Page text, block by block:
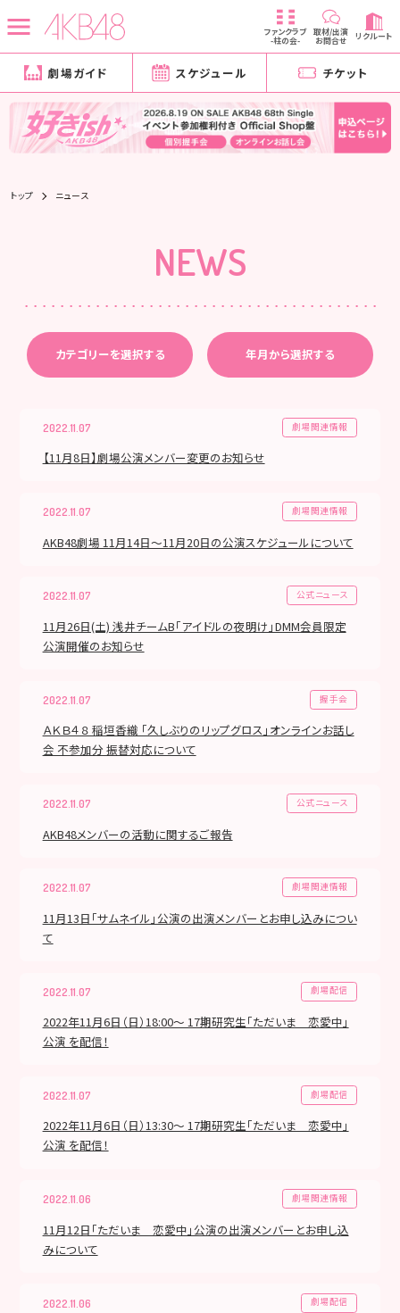
ファンクラブ
-柱の会-
取材/出演
お問合せ リクルート
劇場ガイド スケジュール チケット
トップ ニュース
NEWS
カテゴリーを選択する 年月から選択する
2022.11.07 劇場関連情報
【11月8日】劇場公演メンバー変更のお知らせ
2022.11.07 劇場関連情報
AKB48劇場 11月14日〜11月20日の公演スケジュールについて
2022.11.07 公式ニュース
11月26日(土) 浅井チームB「アイドルの夜明け」DMM会員限定
公演開催のお知らせ
2022.11.07 握手会
ＡＫＢ４８ 稲垣香織 「久しぶりのリップグロス」オンラインお話し
会 不参加分 振替対応について
2022.11.07 公式ニュース
AKB48メンバーの活動に関するご報告
2022.11.07 劇場関連情報
11月13日「サムネイル」公演の出演メンバーとお申し込みについ
て
2022.11.07 劇場配信
2022年11月6日（日）18:00～ 17期研究生「ただいま 恋愛中」
公演 を配信！
2022.11.07 劇場配信
2022年11月6日（日）13:30～ 17期研究生「ただいま 恋愛中」
公演 を配信！
2022.11.06 劇場関連情報
11月12日「ただいま 恋愛中」公演の出演メンバーとお申し込
みについて
2022.11.06 劇場配信